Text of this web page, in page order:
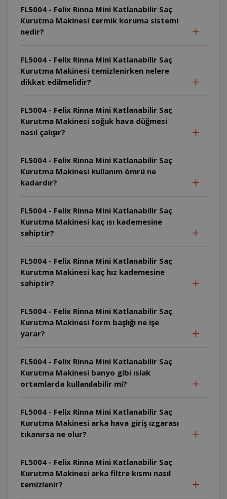
FL5004 - Felix Rinna Mini Katlanabilir Saç
Kurutma Makinesi termik koruma sistemi
nedir?
FL5004 - Felix Rinna Mini Katlanabilir Saç
Kurutma Makinesi temizlenirken nelere
dikkat edilmelidir?
FL5004 - Felix Rinna Mini Katlanabilir Saç
Kurutma Makinesi soğuk hava düğmesi
nasıl çalışır?
FL5004 - Felix Rinna Mini Katlanabilir Saç
Kurutma Makinesi kullanım ömrü ne
kadardır?
FL5004 - Felix Rinna Mini Katlanabilir Saç
Kurutma Makinesi kaç ısı kademesine
sahiptir?
FL5004 - Felix Rinna Mini Katlanabilir Saç
Kurutma Makinesi kaç hız kademesine
sahiptir?
FL5004 - Felix Rinna Mini Katlanabilir Saç
Kurutma Makinesi form başlığı ne işe
yarar?
FL5004 - Felix Rinna Mini Katlanabilir Saç
Kurutma Makinesi banyo gibi ıslak
ortamlarda kullanılabilir mi?
FL5004 - Felix Rinna Mini Katlanabilir Saç
Kurutma Makinesi arka hava giriş ızgarası
tıkanırsa ne olur?
FL5004 - Felix Rinna Mini Katlanabilir Saç
Kurutma Makinesi arka filtre kısmı nasıl
temizlenir?